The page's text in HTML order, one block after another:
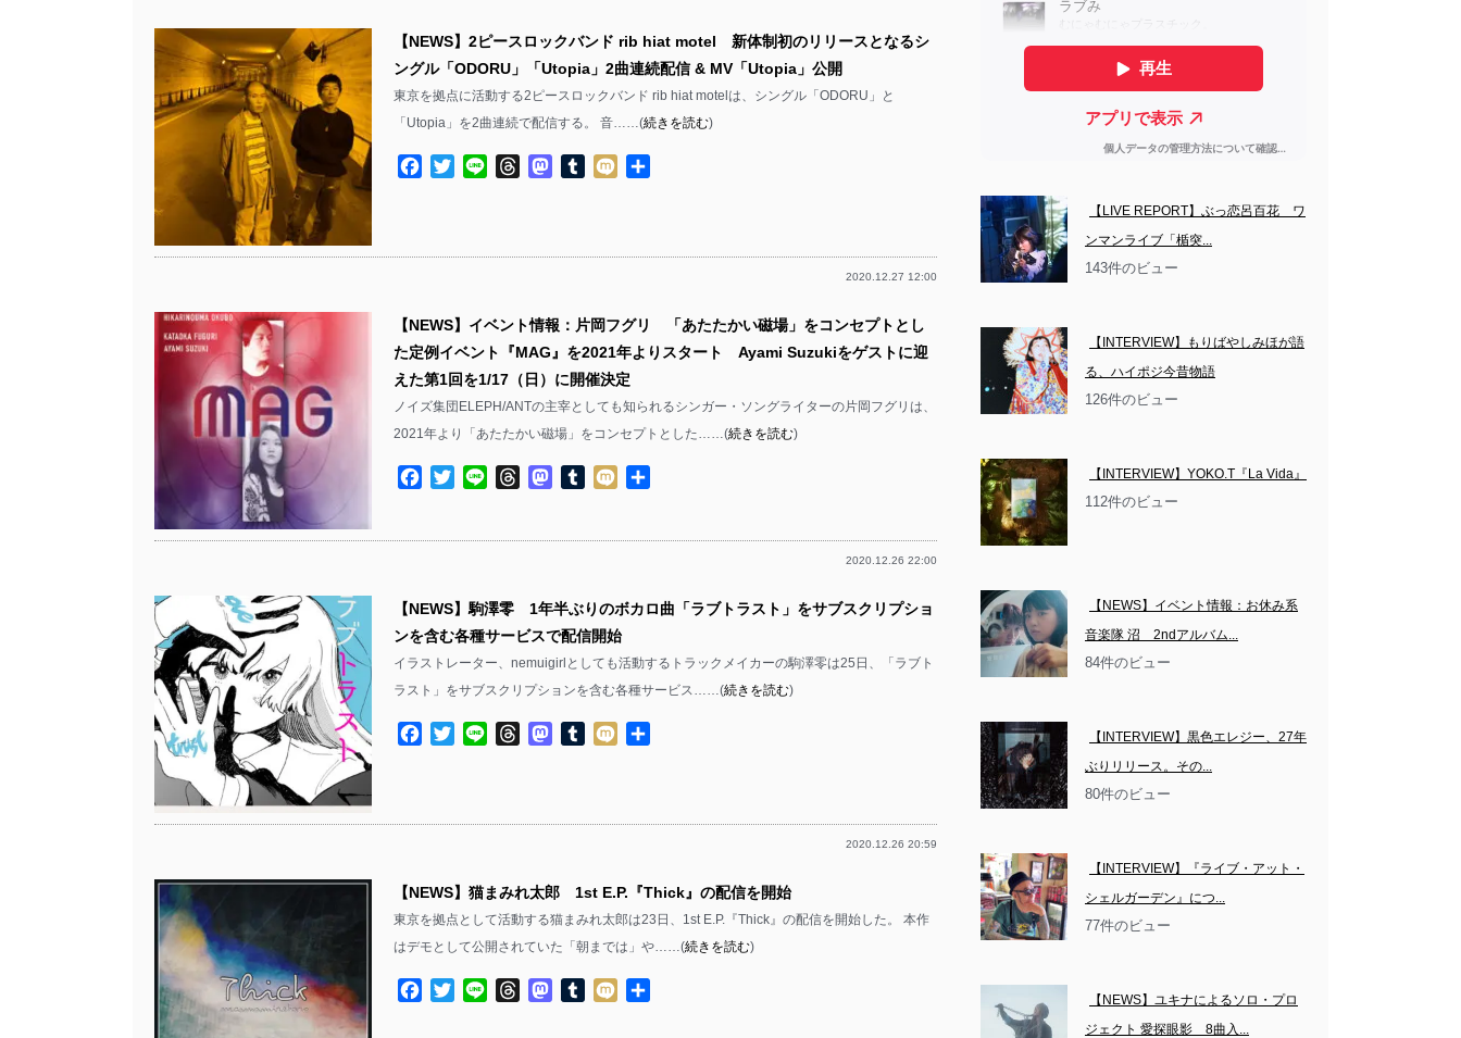
【NEWS】2ピースロックバンド rib hiat motel 新体制初のリリースとなるシ
ングル「ODORU」「Utopia」2曲連続配信 & MV「Utopia」公開
東京を拠点に活動する2ピースロックバンド rib hiat motelは、シングル「ODORU」と
「Utopia」を2曲連続で配信する。 音……(続きを読む)
Facebook
TwitterLine ThreadsMastodon
TumblrMixi
2020.12.27 12:00
【NEWS】イベント情報：片岡フグリ 「あたたかい磁場」をコンセプトとし
た定例イベント『MAG』を2021年よりスタート Ayami Suzukiをゲストに迎
えた第1回を1/17（日）に開催決定
ノイズ集団ELEPH/ANTの主宰としても知られるシンガー・ソングライターの片岡フグリは、
2021年より「あたたかい磁場」をコンセプトとした……(続きを読む)
Facebook
TwitterLine ThreadsMastodon
TumblrMixi
2020.12.26 22:00
【NEWS】駒澤零 1年半ぶりのボカロ曲「ラブトラスト」をサブスクリプショ
ンを含む各種サービスで配信開始
イラストレーター、nemuigirlとしても活動するトラックメイカーの駒澤零は25日、「ラブト
ラスト」をサブスクリプションを含む各種サービス……(続きを読む)
Facebook
TwitterLine ThreadsMastodon
TumblrMixi
2020.12.26 20:59
【NEWS】猫まみれ太郎 1st E.P.『Thick』の配信を開始
東京を拠点として活動する猫まみれ太郎は23日、1st E.P.『Thick』の配信を開始した。 本作
はデモとして公開されていた「朝までは」や……(続きを読む)
Facebook
TwitterLine ThreadsMastodon
TumblrMixi
【LIVE REPORT】ぶっ恋呂百花　ワ
ンマンライブ「楯突...
143件のビュー
【INTERVIEW】もりばやしみほが語
る、ハイポジ今昔物語
126件のビュー
【INTERVIEW】YOKO.T『La Vida』
112件のビュー
【NEWS】イベント情報：お休み系
音楽隊 沼　2ndアルバム...
84件のビュー
【INTERVIEW】黒色エレジー、27年
ぶりリリース。その...
80件のビュー
【INTERVIEW】『ライブ・アット・
シェルガーデン』につ...
77件のビュー
【NEWS】ユキナによるソロ・プロ
ジェクト 愛探眼影　8曲入...